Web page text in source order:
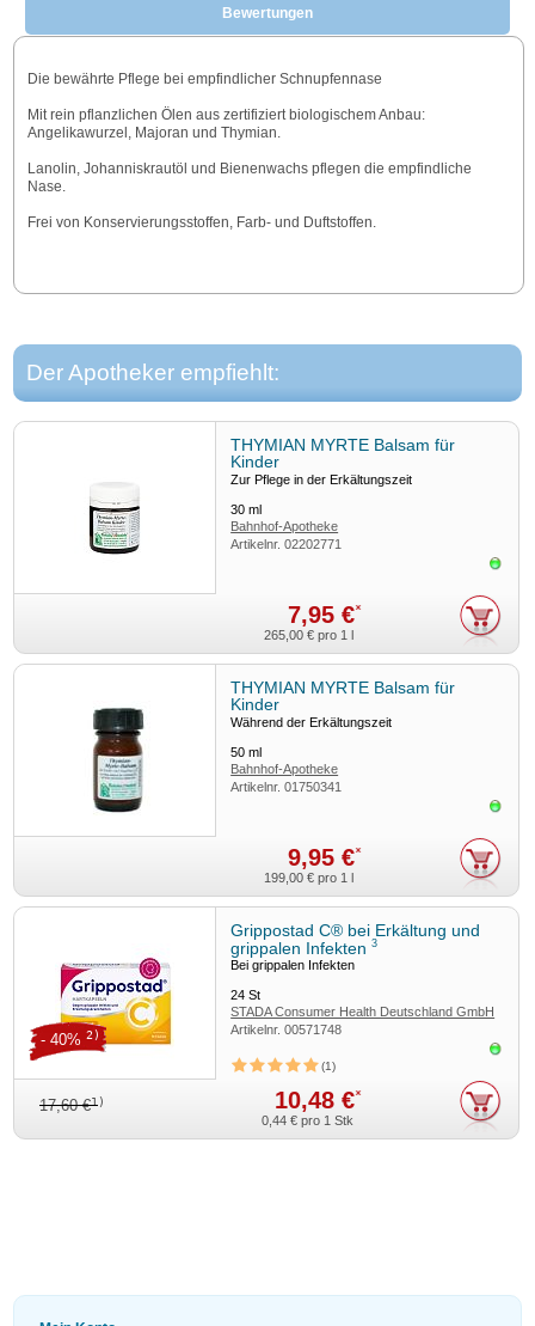
Bewertungen
Die bewährte Pflege bei empfindlicher Schnupfennase
Mit rein pflanzlichen Ölen aus zertifiziert biologischem Anbau:
Angelikawurzel, Majoran und Thymian.
Lanolin, Johanniskrautöl und Bienenwachs pflegen die empfindliche
Nase.
Frei von Konservierungsstoffen, Farb- und Duftstoffen.
Der Apotheker empfiehlt:
THYMIAN MYRTE Balsam für
Kinder
Zur Pflege in der Erkältungszeit
30ml
Bahnhof-Apotheke
Artikelnr.02202771
7,95 €*
265,00 € pro 1 l
THYMIAN MYRTE Balsam für
Kinder
Während der Erkältungszeit
50ml
Bahnhof-Apotheke
Artikelnr.01750341
9,95 €*
199,00 € pro 1 l
Grippostad C® bei Erkältung und
grippalen Infekten3
Bei grippalen Infekten
24St
STADA Consumer Health Deutschland GmbH
Artikelnr.00571748
1
17,60 €1) 10,48 €*
- 40% 2)
0,44 € pro 1 Stk